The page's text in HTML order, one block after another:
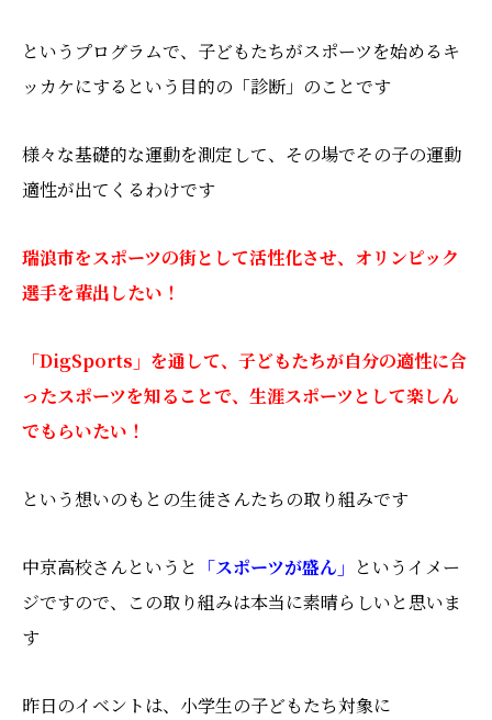
というプログラムで、子どもたちがスポーツを始めるキ
ッカケにするという目的の「診断」のことです
様々な基礎的な運動を測定して、その場でその子の運動
適性が出てくるわけです
瑞浪市をスポーツの街として活性化させ、オリンピック
選手を輩出したい！
「DigSports」を通して、子どもたちが自分の適性に合
ったスポーツを知ることで、生涯スポーツとして楽しん
でもらいたい！
という想いのもとの生徒さんたちの取り組みです
中京高校さんというと 「スポーツが盛ん」 というイメー
ジですので、この取り組みは本当に素晴らしいと思いま
す
昨日のイベントは、小学生の子どもたち対象に